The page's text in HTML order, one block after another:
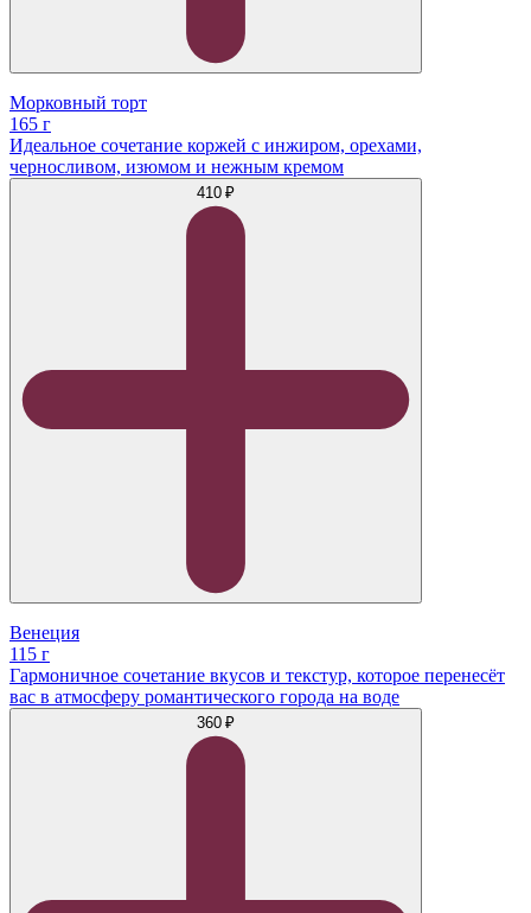
Морковный торт
165 г
Идеальное сочетание коржей с инжиром, орехами,
черносливом, изюмом и нежным кремом
410 ₽
Венеция
115 г
Гармоничное сочетание вкусов и текстур, которое перенесёт
вас в атмосферу романтического города на воде
360 ₽